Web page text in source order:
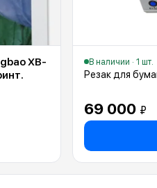
XB-
В наличии · 1 шт.
Резак для
69 000 ₽